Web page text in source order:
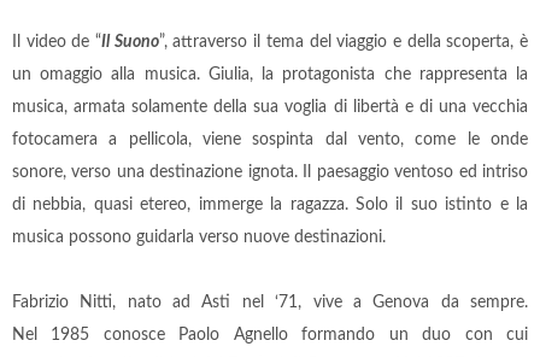
Il video de “Il Suono”, attraverso il tema del viaggio e della scoperta, è
un omaggio alla musica. Giulia, la protagonista che rappresenta la
musica, armata solamente della sua voglia di libertà e di una vecchia
fotocamera a pellicola, viene sospinta dal vento, come le onde
sonore, verso una destinazione ignota. Il paesaggio ventoso ed intriso
di nebbia, quasi etereo, immerge la ragazza. Solo il suo istinto e la
musica possono guidarla verso nuove destinazioni.
Fabrizio Nitti, nato ad Asti nel ‘71, vive a Genova da sempre.
Nel 1985 conosce Paolo Agnello formando un duo con cui